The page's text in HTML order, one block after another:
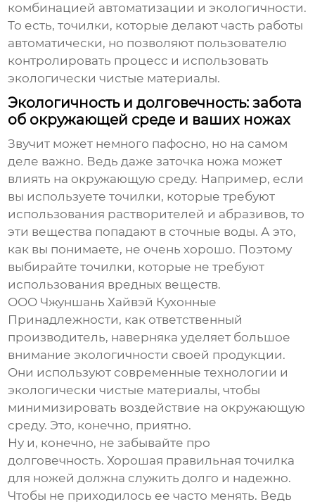
комбинацией автоматизации и экологичности.
То есть, точилки, которые делают часть работы
автоматически, но позволяют пользователю
контролировать процесс и использовать
экологически чистые материалы.
Экологичность и долговечность: забота
об окружающей среде и ваших ножах
Звучит может немного пафосно, но на самом
деле важно. Ведь даже заточка ножа может
влиять на окружающую среду. Например, если
вы используете точилки, которые требуют
использования растворителей и абразивов, то
эти вещества попадают в сточные воды. А это,
как вы понимаете, не очень хорошо. Поэтому
выбирайте точилки, которые не требуют
использования вредных веществ.
ООО Чжуншань Хайвэй Кухонные
Принадлежности, как ответственный
производитель, наверняка уделяет большое
внимание экологичности своей продукции.
Они используют современные технологии и
экологически чистые материалы, чтобы
минимизировать воздействие на окружающую
среду. Это, конечно, приятно.
Ну и, конечно, не забывайте про
долговечность. Хорошая правильная точилка
для ножей должна служить долго и надежно.
Чтобы не приходилось ее часто менять. Ведь